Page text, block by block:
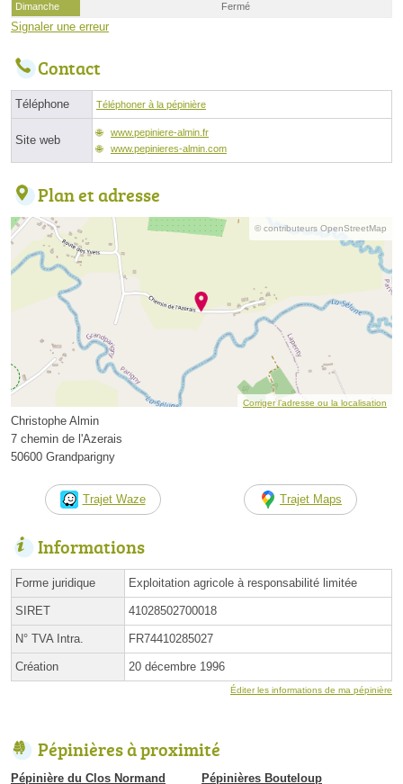
Dimanche
Fermé
Signaler une erreur
Contact
Téléphone Téléphoner à la pépinière
Site web
www.pepiniere-almin.fr
www.pepinieres-almin.com
Plan et adresse
© contributeurs OpenStreetMap
Corriger l’adresse ou la localisation
Christophe Almin
7 chemin de l'Azerais
50600 Grandparigny
Trajet Waze Trajet Maps
Informations
Forme juridique Exploitation agricole à responsabilité limitée
SIRET 41028502700018
N° TVA Intra. FR74410285027
Création 20 décembre 1996
Éditer les informations de ma pépinière
Pépinières à proximité
Pépinière du Clos Normand
Pépinières Bouteloup